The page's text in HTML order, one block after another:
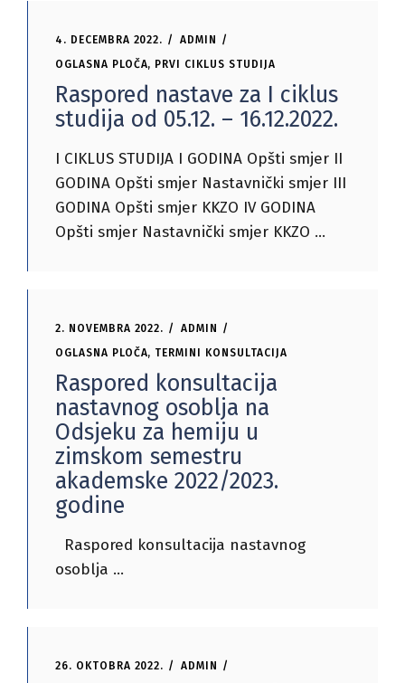
4. DECEMBRA 2022.
ADMIN
OGLASNA PLOČA, PRVI CIKLUS STUDIJA
Raspored nastave za I ciklus
studija od 05.12. – 16.12.2022.
I CIKLUS STUDIJA I GODINA Opšti smjer II
GODINA Opšti smjer Nastavnički smjer III
GODINA Opšti smjer KKZO IV GODINA
Opšti smjer Nastavnički smjer KKZO
2. NOVEMBRA 2022.
ADMIN
OGLASNA PLOČA, TERMINI KONSULTACIJA
Raspored konsultacija
nastavnog osoblja na
Odsjeku za hemiju u
zimskom semestru
akademske 2022/2023.
godine
Raspored konsultacija nastavnog
osoblja
26. OKTOBRA 2022.
ADMIN